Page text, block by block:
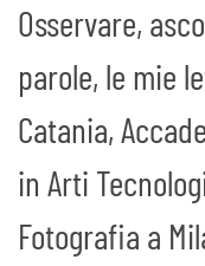
Osservare,
parole, le mie
Catania,
in Arti
Fotografia a